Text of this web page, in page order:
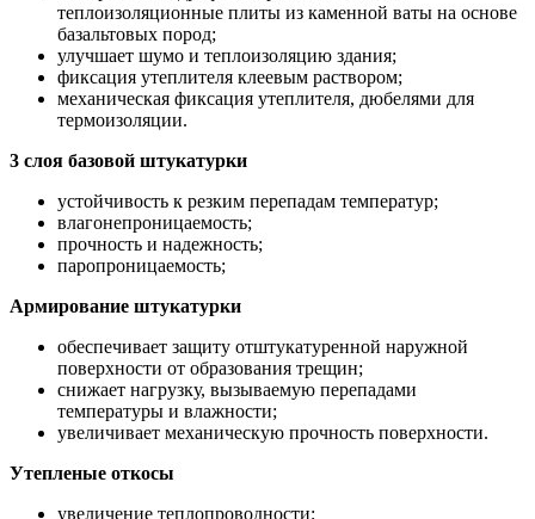
теплоизоляционные плиты из каменной ваты на основе
базальтовых пород;
улучшает шумо и теплоизоляцию здания;
фиксация утеплителя клеевым раствором;
механическая фиксация утеплителя, дюбелями для
термоизоляции.
3 слоя базовой штукатурки
устойчивость к резким перепадам температур;
влагонепроницаемость;
прочность и надежность;
паропроницаемость;
Армирование штукатурки
обеспечивает защиту отштукатуренной наружной
поверхности от образования трещин;
снижает нагрузку, вызываемую перепадами
температуры и влажности;
увеличивает механическую прочность поверхности.
Утепленые откосы
увеличение теплопроводности;